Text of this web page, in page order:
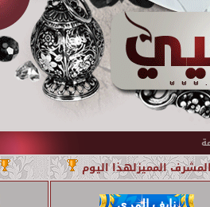
المميزلهذا اليوم